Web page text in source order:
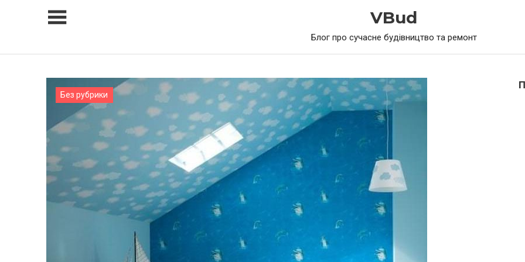
VBud
Блог про сучасне будівництво та ремонт
Без рубрики